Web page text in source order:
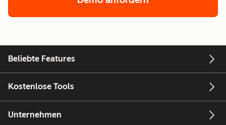
Beliebte Features
Kostenlose Tools
Unternehmen